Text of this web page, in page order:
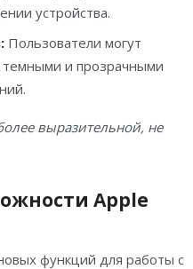
устройства.
Пользователи могут
и прозрачными
выразительной, не
Apple
функций для работы с